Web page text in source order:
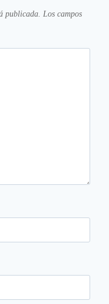
publicada. Los campos